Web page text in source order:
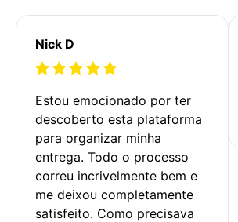
Nick D
Estou emocionado por ter
descoberto esta plataforma
para organizar minha
entrega. Todo o processo
correu incrivelmente bem e
me deixou completamente
satisfeito. Como precisava